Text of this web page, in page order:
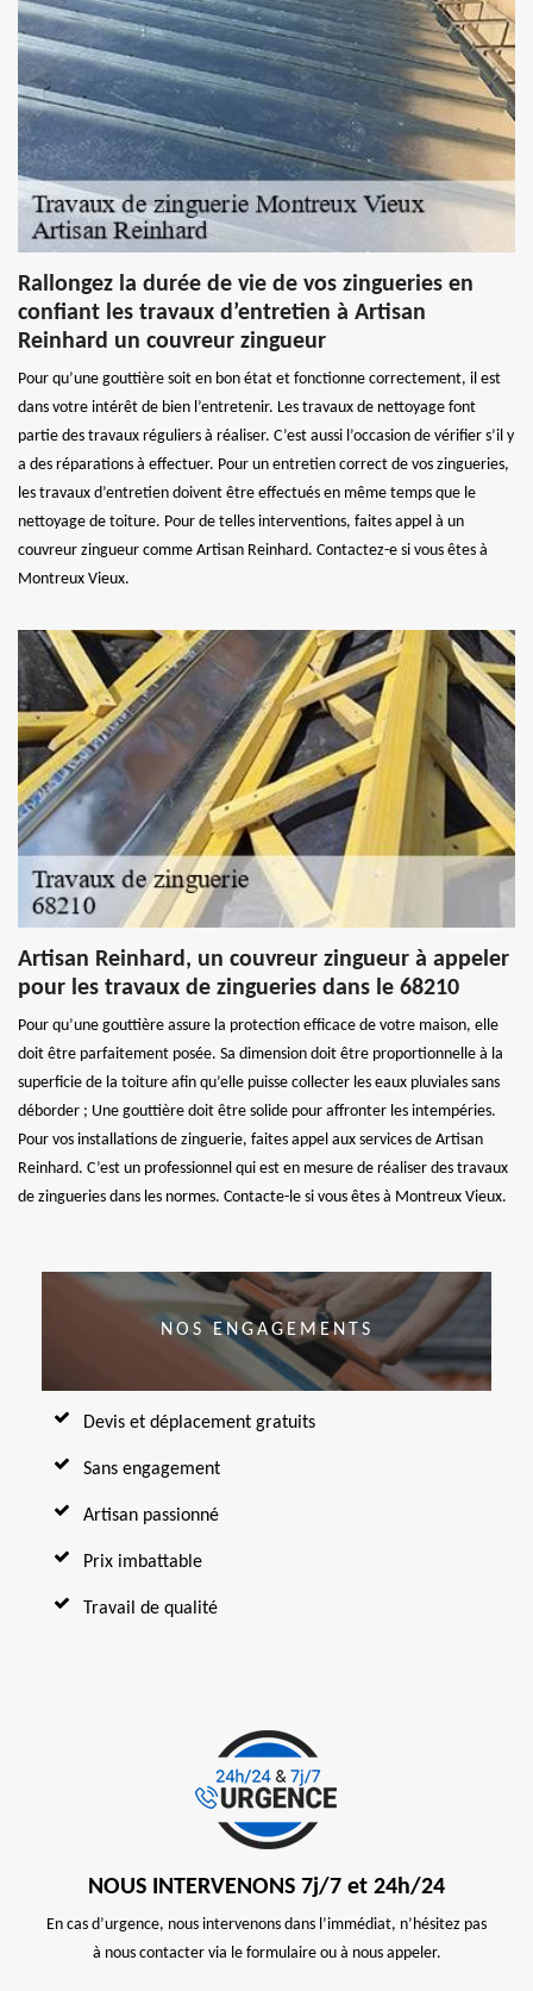
Rallongez la durée de vie de vos zingueries en
confiant les travaux d’entretien à Artisan
Reinhard un couvreur zingueur
Pour qu’une gouttière soit en bon état et fonctionne correctement, il est
dans votre intérêt de bien l’entretenir. Les travaux de nettoyage font
partie des travaux réguliers à réaliser. C’est aussi l’occasion de vérifier s’il y
a des réparations à effectuer. Pour un entretien correct de vos zingueries,
les travaux d’entretien doivent être effectués en même temps que le
nettoyage de toiture. Pour de telles interventions, faites appel à un
couvreur zingueur comme Artisan Reinhard. Contactez-e si vous êtes à
Montreux Vieux.
Artisan Reinhard, un couvreur zingueur à appeler
pour les travaux de zingueries dans le 68210
Pour qu’une gouttière assure la protection efficace de votre maison, elle
doit être parfaitement posée. Sa dimension doit être proportionnelle à la
superficie de la toiture afin qu’elle puisse collecter les eaux pluviales sans
déborder ; Une gouttière doit être solide pour affronter les intempéries.
Pour vos installations de zinguerie, faites appel aux services de Artisan
Reinhard. C’est un professionnel qui est en mesure de réaliser des travaux
de zingueries dans les normes. Contacte-le si vous êtes à Montreux Vieux.
NOS ENGAGEMENTS
Devis et déplacement gratuits
Sans engagement
Artisan passionné
Prix imbattable
Travail de qualité
NOUS INTERVENONS 7j/7 et 24h/24
En cas d’urgence, nous intervenons dans l’immédiat, n’hésitez pas
à nous contacter via le formulaire ou à nous appeler.